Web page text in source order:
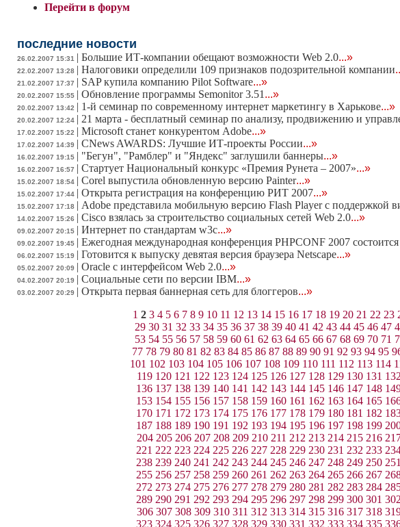
Перейти в форум
последние новости
26.02.2007 15:31 | Большие ИТ-компании обещают возможности Web 2.0...»
22.02.2007 13:28 | Налоговики определили 109 признаков подозрительной компании
21.02.2007 17:37 | SAP купила компанию Pilot Software...»
20.02.2007 15:55 | Обновление программы Semonitor 3.51 ...»
20.02.2007 13:42 | 1-й семинар по современному интернет маркетингу в Харькове...»
20.02.2007 12:24 | 21 марта - бесплатный семинар по анализу, продвижению и
17.02.2007 15:22 | Microsoft станет конкурентом Adobe...»
17.02.2007 14:39 | CNews AWARDS: Лучшие ИТ-проекты России...»
16.02.2007 19:15 | "Бегун", "Рамблер" и "Яндекс" заглушили баннеры...»
16.02.2007 16:57 | Стартует Национальный конкурс «Премия Рунета – 2007»...»
15.02.2007 18:54 | Corel выпустила обновленную версию Painter...»
15.02.2007 17:44 | Открыта регистрация на конференцию РИТ 2007...»
15.02.2007 17:18 | Adobe представила мобильную версию Flash Player c поддержкой
14.02.2007 15:26 | Cisco взялась за строительство социальных сетей Web 2.0...»
09.02.2007 20:15 | Интернет по стандартам w3c...»
09.02.2007 19:45 | Ежегодная международная конференция PHPCONF 2007
06.02.2007 15:19 | Готовится к выпуску девятая версия браузера Netscape...»
05.02.2007 20:09 | Oracle с интерфейсом Web 2.0...»
04.02.2007 20:19 | Социальные сети по версии IBM...»
03.02.2007 20:29 | Открыта первая баннерная сеть для блоггеров...»
1 2 3 4 5 6 7 8 9 10 11 12 13 14 15 16 17 18 19 20 21 22 23
29 30 31 32 33 34 35 36 37 38 39 40 41 42 43 44 45 46 47
53 54 55 56 57 58 59 60 61 62 63 64 65 66 67 68 69 70 71
77 78 79 80 81 82 83 84 85 86 87 88 89 90 91 92 93 94 95
101 102 103 104 105 106 107 108 109 110 111 112 113 114
119 120 121 122 123 124 125 126 127 128 129 130 131 132
136 137 138 139 140 141 142 143 144 145 146 147 148
153 154 155 156 157 158 159 160 161 162 163 164 165
170 171 172 173 174 175 176 177 178 179 180 181 182
187 188 189 190 191 192 193 194 195 196 197 198 199
204 205 206 207 208 209 210 211 212 213 214 215 216
221 222 223 224 225 226 227 228 229 230 231 232 233
238 239 240 241 242 243 244 245 246 247 248 249 250 251
255 256 257 258 259 260 261 262 263 264 265 266 267
272 273 274 275 276 277 278 279 280 281 282 283 284
289 290 291 292 293 294 295 296 297 298 299 300 301 302
306 307 308 309 310 311 312 313 314 315 316 317 318
323 324 325 326 327 328 329 330 331 332 333 334 335